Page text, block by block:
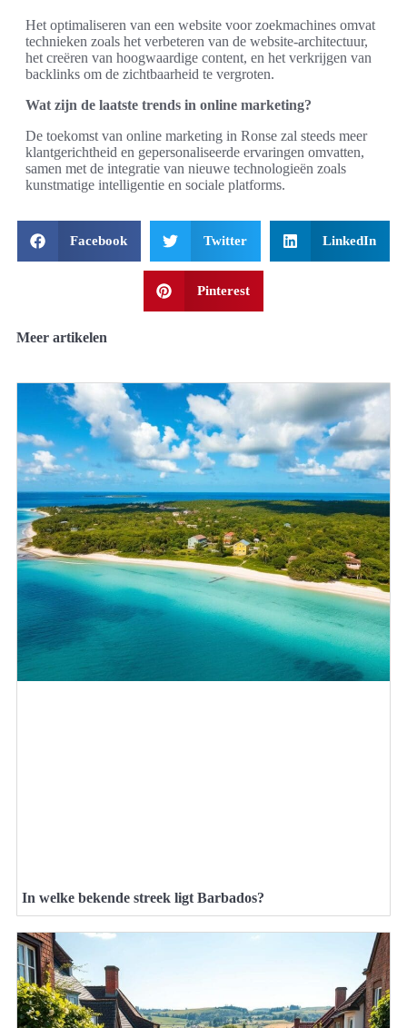
Het optimaliseren van een website voor zoekmachines omvat
technieken zoals het verbeteren van de website-architectuur,
het creëren van hoogwaardige content, en het verkrijgen van
backlinks om de zichtbaarheid te vergroten.
Wat zijn de laatste trends in online marketing?
De toekomst van online marketing in Ronse zal steeds meer
klantgerichtheid en gepersonaliseerde ervaringen omvatten,
samen met de integratie van nieuwe technologieën zoals
kunstmatige intelligentie en sociale platforms.
Facebook Twitter LinkedIn
Pinterest
Meer artikelen
In welke bekende streek ligt Barbados?